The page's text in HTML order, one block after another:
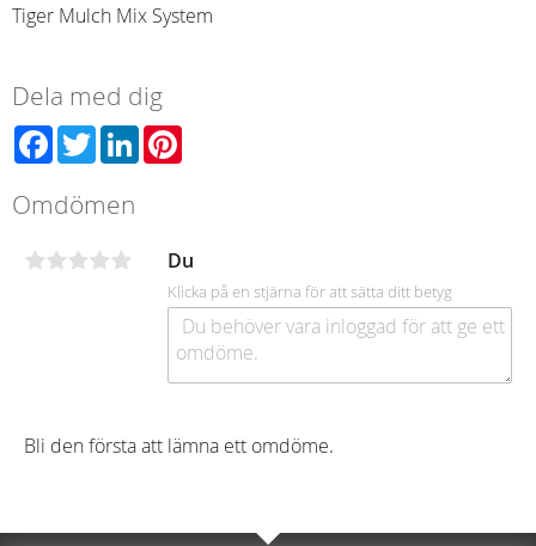
Tiger Mulch Mix System
Dela med dig
Facebook
TwitterLinkedIn
Omdömen
Du
Klicka på en stjärna för att sätta ditt betyg
Bli den första att lämna ett omdöme.